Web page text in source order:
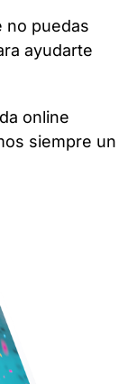
no puedas
ayudarte
online
siempre un